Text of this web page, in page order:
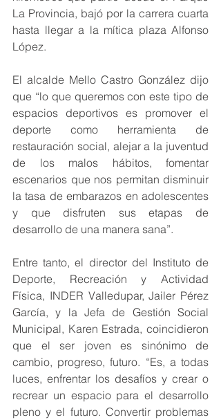
La Provincia, bajó por la carrera cuarta
hasta llegar a la mítica plaza Alfonso
López.
El alcalde Mello Castro González dijo
que “lo que queremos con este tipo de
espacios deportivos es promover el
deporte como herramienta de
restauración social, alejar a la juventud
de los malos hábitos, fomentar
escenarios que nos permitan disminuir
la tasa de embarazos en adolescentes
y que disfruten sus etapas de
desarrollo de una manera sana”.
Entre tanto, el director del Instituto de
Deporte, Recreación y Actividad
Física, INDER Valledupar, Jailer Pérez
García, y la Jefa de Gestión Social
Municipal, Karen Estrada, coincidieron
que el ser joven es sinónimo de
cambio, progreso, futuro. “Es, a todas
luces, enfrentar los desafíos y crear o
recrear un espacio para el desarrollo
pleno y el futuro. Convertir problemas